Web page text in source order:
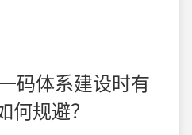
码体系建设时有
何规避？